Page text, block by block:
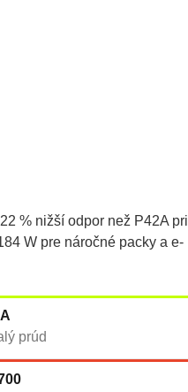
% nižší odpor než P42A pri
W pre náročné packy a e-
prúd